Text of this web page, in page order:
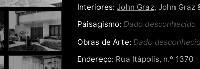
Interiores: John Graz, John Graz
Paisagismo: Dado desconhecido
Obras de Arte: Dado
Endereço: Rua Itápolis, n.º 1370